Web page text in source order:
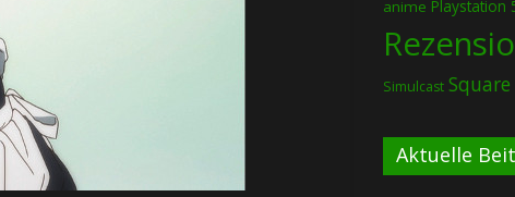
anime Playstation
Simulcast
Aktuelle